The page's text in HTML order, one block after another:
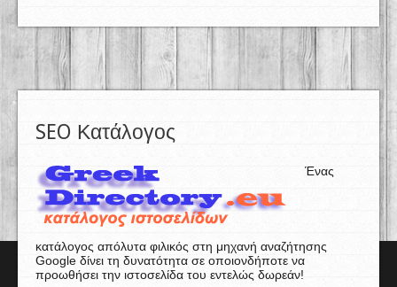
SEO Κατάλογος
Ένας
κατάλογος απόλυτα φιλικός στη μηχανή αναζήτησης
Google δίνει τη δυνατότητα σε οποιονδήποτε να
προωθήσει την ιστοσελίδα του εντελώς δωρεάν!